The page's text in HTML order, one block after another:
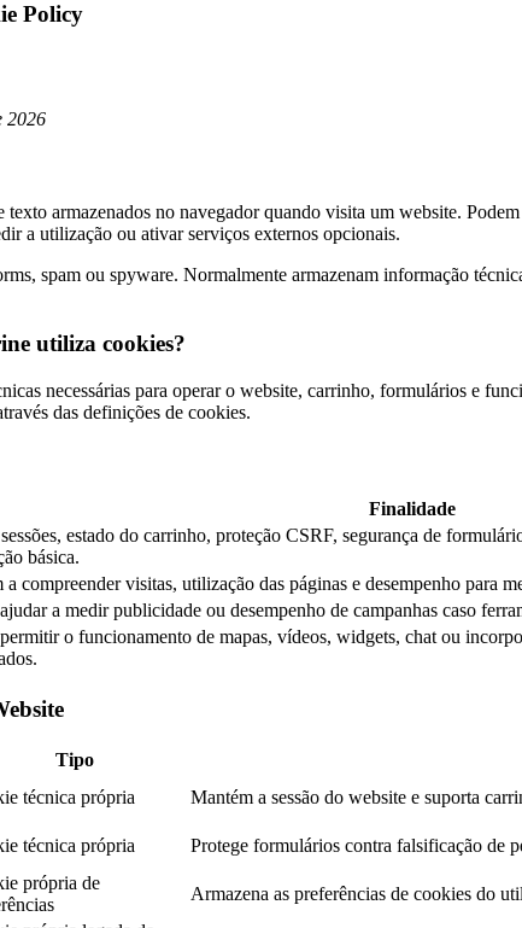
Policy
2026
armazenados no navegador quando visita um website.
a utilização ou ativar serviços externos opcionais.
spam ou spyware. Normalmente armazenam informação
utiliza cookies?
necessárias para operar o website, carrinho, formulários e
das definições de cookies.
Finalidade
estado do carrinho, proteção CSRF, segurança de
básica.
a compreender visitas, utilização das páginas e desempenho para
a medir publicidade ou desempenho de campanhas caso
o funcionamento de mapas, vídeos, widgets, chat ou
Tipo
técnica própria Mantém a sessão do website e suporta
técnica própria Protege formulários contra falsificação de
própria de
Armazena as preferências de cookies do